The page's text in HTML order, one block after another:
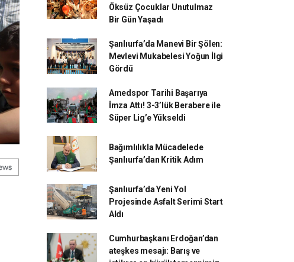
Öksüz Çocuklar Unutulmaz
Bir Gün Yaşadı
Şanlıurfa’da Manevi Bir Şölen:
Mevlevi Mukabelesi Yoğun İlgi
Gördü
Amedspor Tarihi Başarıya
İmza Attı! 3-3’lük Berabere ile
Süper Lig’e Yükseldi
Bağımlılıkla Mücadelede
Şanlıurfa’dan Kritik Adım
Şanlıurfa’da Yeni Yol
Projesinde Asfalt Serimi Start
Aldı
Cumhurbaşkanı Erdoğan’dan
ateşkes mesajı: Barış ve